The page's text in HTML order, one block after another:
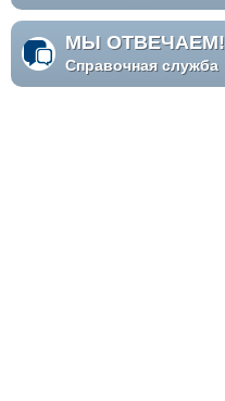
МЫ ОТВЕЧАЕМ!
Справочная служба